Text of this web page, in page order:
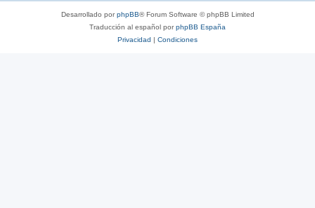
Desarrollado porphpBB® Forum Software © phpBB Limited
Traducción al español porphpBB España
Privacidad | Condiciones